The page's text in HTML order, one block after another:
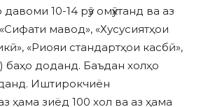
10-14 рӯз омӯхтанд ва аз
мавод», «Хусусиятҳои
«Риояи стандартҳои касбӣ»,
баҳо доданд. Баъдан холҳо
Иштирокчиён
ҳама зиёд 100 хол ва аз ҳама